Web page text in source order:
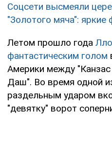
Соцсети высмеяли
"Золотого мяча":
Летом прошло года
фантастическим голом
Америки между
Даш". Во время одной
раздельным ударом
"девятку" ворот